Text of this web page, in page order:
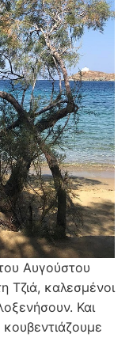
Αυγούστου
καλεσμένοι
Και